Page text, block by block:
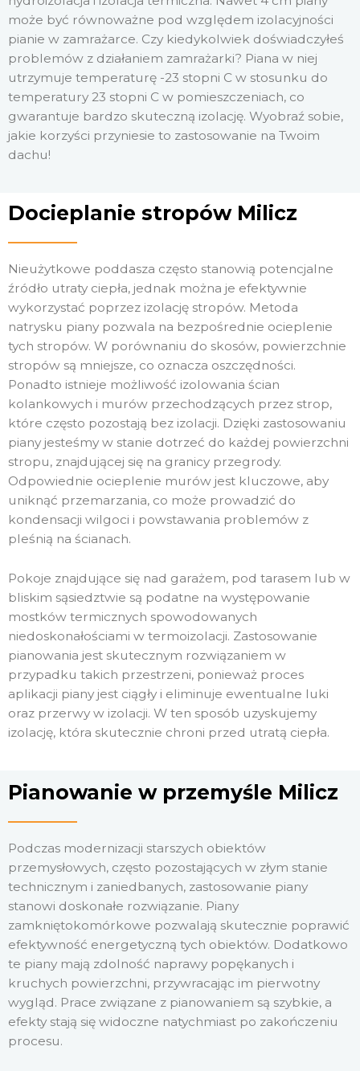
może być równoważne pod względem izolacyjności
pianie w zamrażarce. Czy kiedykolwiek doświadczyłeś
problemów z działaniem zamrażarki? Piana w niej
utrzymuje temperaturę -23 stopni C w stosunku do
temperatury 23 stopni C w pomieszczeniach, co
gwarantuje bardzo skuteczną izolację. Wyobraź sobie,
jakie korzyści przyniesie to zastosowanie na Twoim
dachu!
Docieplanie stropów Milicz
Nieużytkowe poddasza często stanowią potencjalne
źródło utraty ciepła, jednak można je efektywnie
wykorzystać poprzez izolację stropów. Metoda
natrysku piany pozwala na bezpośrednie ocieplenie
tych stropów. W porównaniu do skosów, powierzchnie
stropów są mniejsze, co oznacza oszczędności.
Ponadto istnieje możliwość izolowania ścian
kolankowych i murów przechodzących przez strop,
które często pozostają bez izolacji. Dzięki zastosowaniu
piany jesteśmy w stanie dotrzeć do każdej powierzchni
stropu, znajdującej się na granicy przegrody.
Odpowiednie ocieplenie murów jest kluczowe, aby
uniknąć przemarzania, co może prowadzić do
kondensacji wilgoci i powstawania problemów z
pleśnią na ścianach.
Pokoje znajdujące się nad garażem, pod tarasem lub w
bliskim sąsiedztwie są podatne na występowanie
mostków termicznych spowodowanych
niedoskonałościami w termoizolacji. Zastosowanie
pianowania jest skutecznym rozwiązaniem w
przypadku takich przestrzeni, ponieważ proces
aplikacji piany jest ciągły i eliminuje ewentualne luki
oraz przerwy w izolacji. W ten sposób uzyskujemy
izolację, która skutecznie chroni przed utratą ciepła.
Pianowanie w przemyśle Milicz
Podczas modernizacji starszych obiektów
przemysłowych, często pozostających w złym stanie
technicznym i zaniedbanych, zastosowanie piany
stanowi doskonałe rozwiązanie. Piany
zamkniętokomórkowe pozwalają skutecznie poprawić
efektywność energetyczną tych obiektów. Dodatkowo
te piany mają zdolność naprawy popękanych i
kruchych powierzchni, przywracając im pierwotny
wygląd. Prace związane z pianowaniem są szybkie, a
efekty stają się widoczne natychmiast po zakończeniu
procesu.